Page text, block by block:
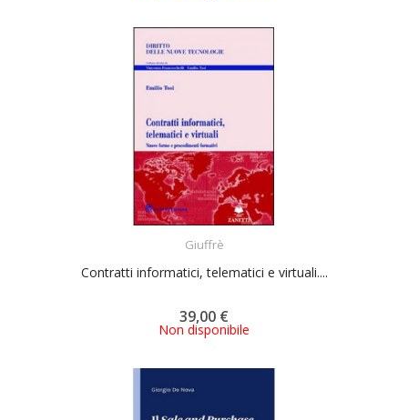
Giuffrè
Contratti informatici, telematici e virtuali....
39,00 €
Non disponibile